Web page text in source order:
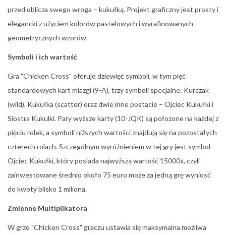
przed oblicza swego wroga – kukułką. Projekt graficzny jest prosty i
elegancki z użyciem kolorów pastelowych i wyrafinowanych
geometrycznych wzorów.
Symboli i ich wartość
Gra "Chicken Cross" oferuje dziewięć symboli, w tym pięć
standardowych kart miazgi (9-A), trzy symboli specjalne: Kurczak
(wild), Kukułka (scatter) oraz dwie inne postacie – Ojciec Kukułki i
Siostra Kukulki. Pary wyższe karty (10-JQK) są połozone na każdej z
pięciu rolek, a symboli niższych wartości znajdują się na pozostałych
czterech rolach. Szczególnym wyróżnieniem w tej gry jest symbol
Ojciec Kukułki, który posiada najwyższą wartość 15000x, czyli
zainwestowane średnio około 75 euro może za jedną grę wyniosć
do kwoty blisko 1 miliona.
Zmienne Multiplikatora
W grze "Chicken Cross" graczu ustawia się maksymalna możliwa